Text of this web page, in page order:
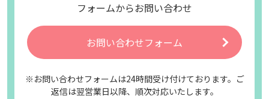
フォームからお問い合わせ
お問い合わせフォーム
※お問い合わせフォームは24時間受け付けております。ご
返信は翌営業日以降、順次対応いたします。